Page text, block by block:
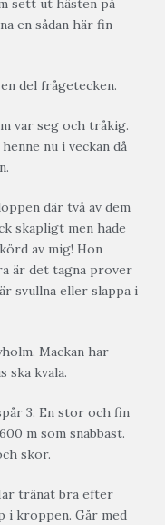
sett ut hästen på
en sådan här fin
del frågetecken.
var seg och tråkig.
nu i veckan då
där två av dem
skapligt men hade
av mig! Hon
är det tagna prover
svullna eller slappa i
Mackan har
ska kvala.
3. En stor och fin
m som snabbast.
skor.
tränat bra efter
i kroppen. Går med